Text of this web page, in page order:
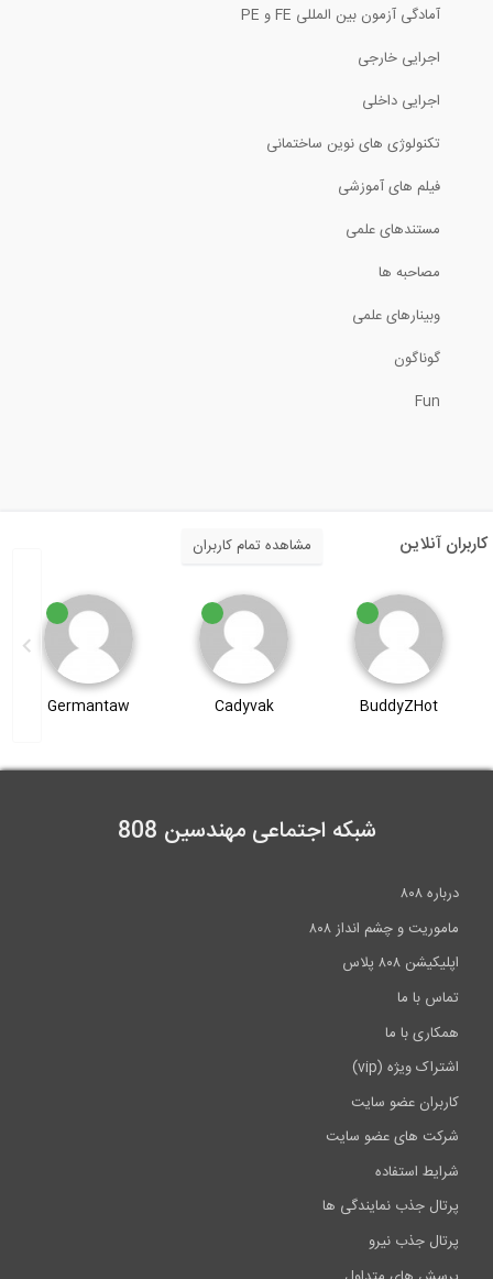
آمادگی آزمون بین المللی FE و PE
اجرایی خارجی
اجرایی داخلی
تکنولوژی های نوین ساختمانی
فیلم های آموزشی
مستندهای علمی
مصاحبه ها
وبینارهای علمی
گوناگون
Fun
کاربران آنلاین مشاهده تمام کاربران
BuddyZHot
Cadyvak
Germantaw
شبکه اجتماعی مهندسین 808
درباره ۸۰۸
ماموریت و چشم انداز ۸۰۸
اپلیکیشن ۸۰۸ پلاس
تماس با ما
همکاری با ما
اشتراک ویژه (vip)
کاربران عضو سایت
شرکت های عضو سایت
شرایط استفاده
پرتال جذب نمایندگی ها
پرتال جذب نیرو